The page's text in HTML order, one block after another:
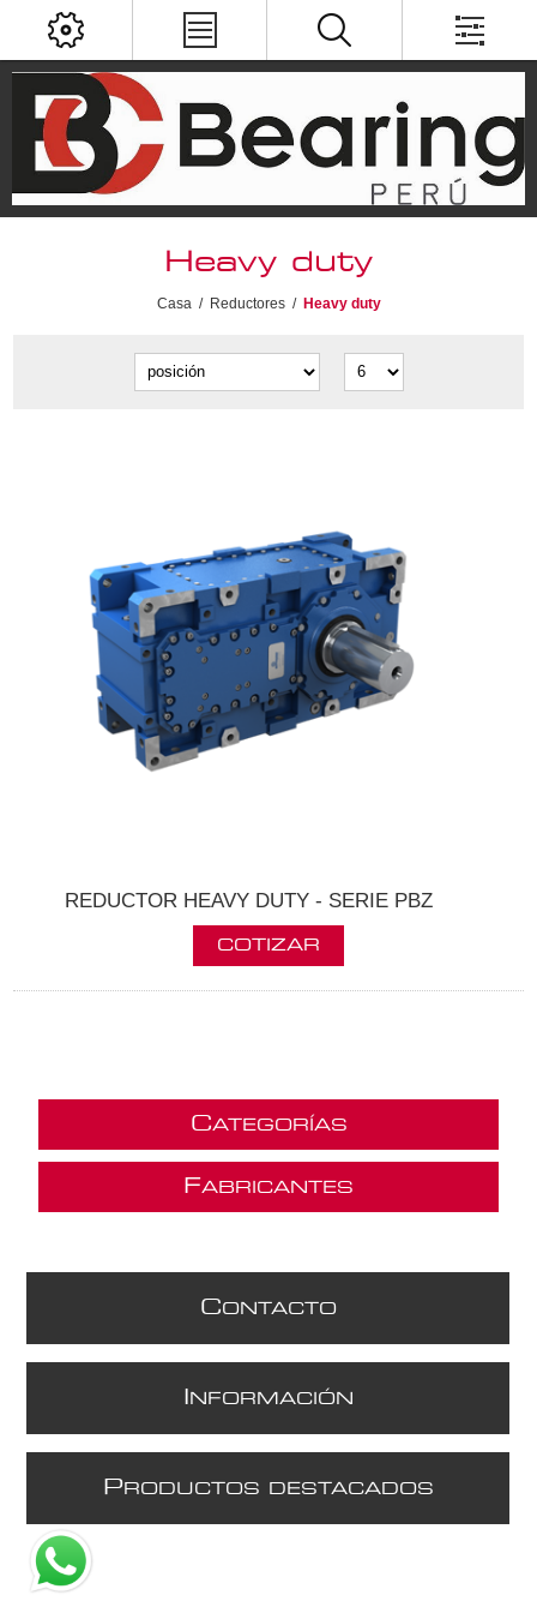
Heavy duty
Casa / Reductores / Heavy duty
REDUCTOR HEAVY DUTY - SERIE PBZ
CATEGORÍAS
FABRICANTES
CONTACTO
NFORMACIÓN
PRODUCTOS DESTACADOS